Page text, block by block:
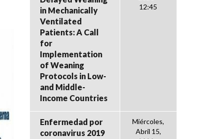
in Mechanically
Ventilated
Patients: A Call
for
Implementation
of Weaning
Protocols in Low-
and Middle-
Income Countries
12:45
Enfermedad por
coronavirus 2019
Miércoles,
Abril 15,